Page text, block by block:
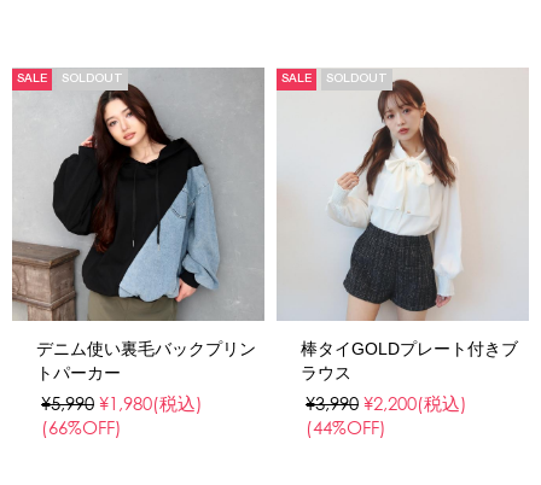
SALE SOLDOUT
デニム使い裏毛バックプリン
トパーカー
¥5,990 ¥1,980(税込)
(66%OFF)
SALE SOLDOUT
棒タイGOLDプレート付きブ
ラウス
¥3,990 ¥2,200(税込)
(44%OFF)